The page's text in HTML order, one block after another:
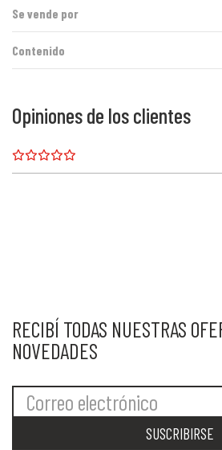
Se vende por
Contenido
Opiniones de los clientes
RECIBÍ TODAS NUESTRAS
NOVEDADES
SUSCRIBIRSE